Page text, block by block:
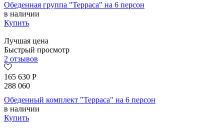
Обеденная группа "Терраса" на 6 персон
в наличии
Купить
Лучшая цена
Быстрый просмотр
2 отзывов
165 630 Р
288 060
Обеденный комплект "Терраса" на 6 персон
в наличии
Купить